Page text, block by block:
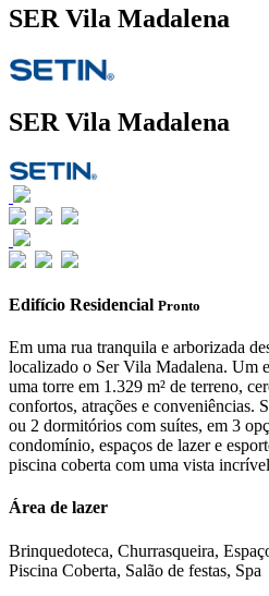
SER Vila Madalena
SER Vila Madalena
Edifício Residencial Pronto
Em uma rua tranquila e arborizada
localizado o Ser Vila Madalena. Um
uma torre em 1.329 m² de terreno,
confortos, atrações e conveniências.
ou 2 dormitórios com suítes, em 3
condomínio, espaços de lazer e
piscina coberta com uma vista
Área de lazer
Brinquedoteca, Churrasqueira,
Piscina Coberta, Salão de festas, Spa